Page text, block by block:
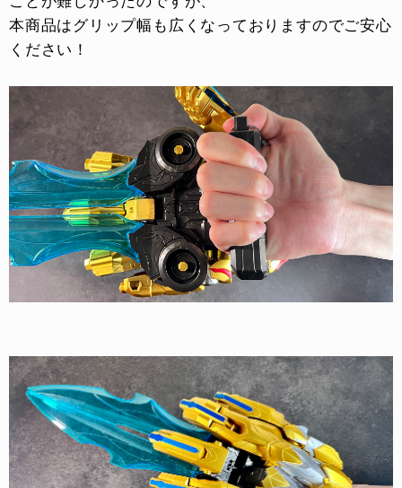
本商品はグリップ幅も広くなっておりますのでご安心
ください！